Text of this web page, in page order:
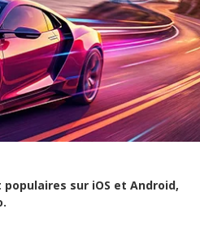
sur iOS et Android,